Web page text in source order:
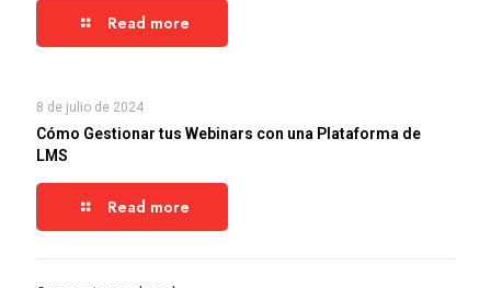
Read more
8 de julio de 2024
Cómo Gestionar tus Webinars con una Plataforma de
LMS
Read more